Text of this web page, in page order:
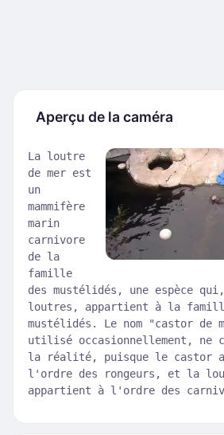
Aperçu de la caméra
La loutre
de mer est
un
mammifère
marin
carnivore
de la
famille
des mustélidés, une espèce
loutres, appartient à la
mustélidés. Le nom "castor de
utilisé occasionnellement, ne
la réalité, puisque le castor
l'ordre des rongeurs, et la
appartient à l'ordre des